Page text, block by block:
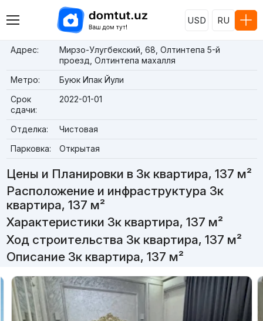
USD RU
Адрес:
Мирзо-Улугбекский, 68, Олтинтепа 5-й
проезд, Олтинтепа махалля
Метро:
Буюк Ипак Йули
Срок
сдачи:
2022-01-01
Отделка:
Чистовая
Парковка:
Открытая
Цены и Планировки в 3к квартира, 137 м²
Расположение и инфраструктура 3к
квартира, 137 м²
Характеристики 3к квартира, 137 м²
Ход строительства 3к квартира, 137 м²
Описание 3к квартира, 137 м²